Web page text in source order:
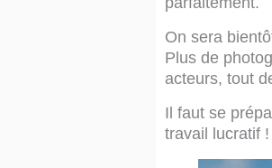
On sera
Plus de
acteurs, tout
Il faut se
travail lucratif !